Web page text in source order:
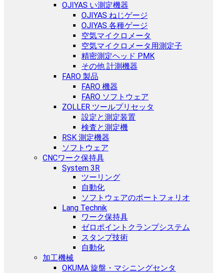
OJIYAS い測定機器
OJIYAS ねじゲージ
OJIYAS 各種ゲージ
空気マイクロメータ
空気マイクロメータ用測定子
精密測定ヘッド PMK
その他 計測機器
FARO 製品
FARO 機器
FARO ソフトウェア
ZOLLER ツールプリセッタ
設定と測定装置
検査と測定機
RSK 測定機器
ソフトウェア
CNCワーク保持具
System 3R
ツーリング
自動化
ソフトウェアのポートフォリオ
Lang Technik
ワーク保持具
ゼロポイントクランプシステム
スタンプ技術
自動化
加工機械
OKUMA 旋盤・マシニングセンタ